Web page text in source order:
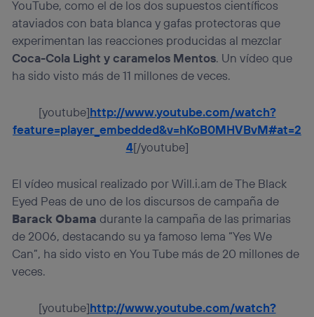
YouTube, como el de los dos supuestos científicos
ataviados con bata blanca y gafas protectoras que
experimentan las reacciones producidas al mezclar
Coca-Cola Light y caramelos Mentos. Un vídeo que
ha sido visto más de 11 millones de veces.
[youtube]http://www.youtube.com/watch?
feature=player_embedded&v=hKoB0MHVBvM#at=2
4[/youtube]
El vídeo musical realizado por Will.i.am de The Black
Eyed Peas de uno de los discursos de campaña de
Barack Obama durante la campaña de las primarias
de 2006, destacando su ya famoso lema “Yes We
Can”, ha sido visto en You Tube más de 20 millones de
veces.
[youtube]http://www.youtube.com/watch?